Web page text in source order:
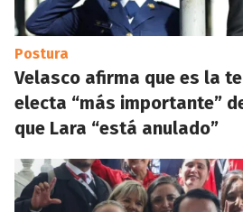
Postura
Velasco afirma que es la
electa “más importante”
que Lara “está anulado”